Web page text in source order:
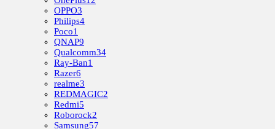
OPPO3
Philips4
Poco1
QNAP9
Qualcomm34
Ray-Ban1
Razer6
realme3
REDMAGIC2
Redmi5
Roborock2
Samsung57